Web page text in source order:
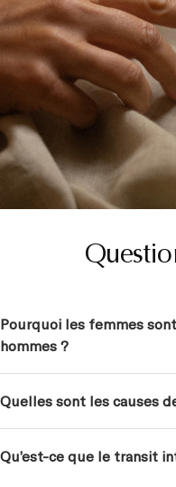
Pourquoi les femmes
hommes ?
Quelles sont les causes
Qu’est-ce que le transit